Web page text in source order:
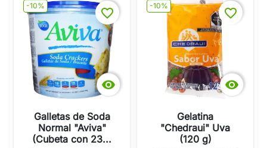
-10%

favorite_border
Galletas de Soda
Normal "Aviva"
(Cubeta con 23...
-10%

favorite_border
Gelatina
"Chedraui" Uva
(120 g)